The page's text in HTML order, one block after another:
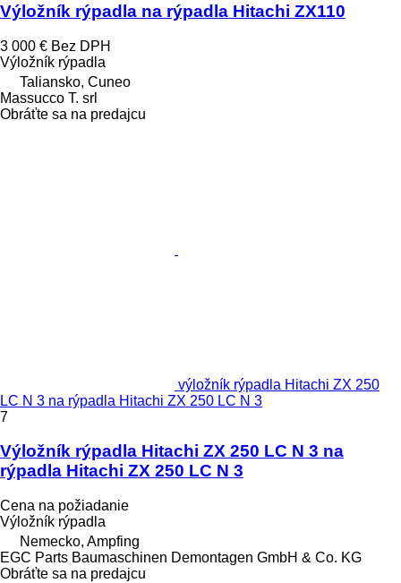
Výložník rýpadla na rýpadla Hitachi ZX110
3 000 € Bez DPH
Výložník rýpadla
Taliansko, Cuneo
Massucco T. srl
Obráťte sa na predajcu
výložník rýpadla Hitachi ZX 250
LC N 3 na rýpadla Hitachi ZX 250 LC N 3
7
Výložník rýpadla Hitachi ZX 250 LC N 3 na
rýpadla Hitachi ZX 250 LC N 3
Cena na požiadanie
Výložník rýpadla
Nemecko, Ampfing
EGC Parts Baumaschinen Demontagen GmbH & Co. KG
Obráťte sa na predajcu